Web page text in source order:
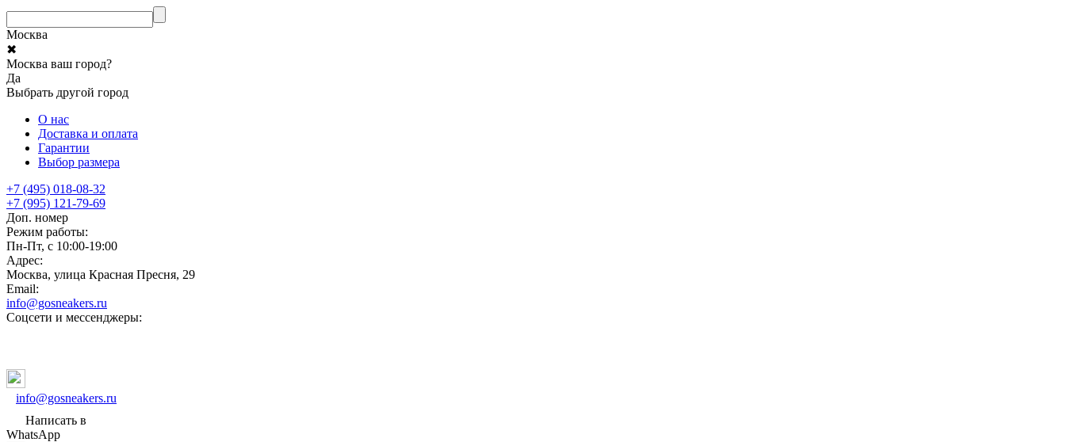
Москва
✖
Москва ваш город?
Да
Выбрать другой город
О нас
Доставка и оплата
Гарантии
Выбор размера
+7 (495) 018-08-32
+7 (995) 121-79-69
Доп. номер
Режим работы:
Пн-Пт, с 10:00-19:00
Адрес:
Москва, улица Красная Пресня, 29
Email:
info@gosneakers.ru
Соцсети и мессенджеры:
info@gosneakers.ru
Написать в
WhatsApp